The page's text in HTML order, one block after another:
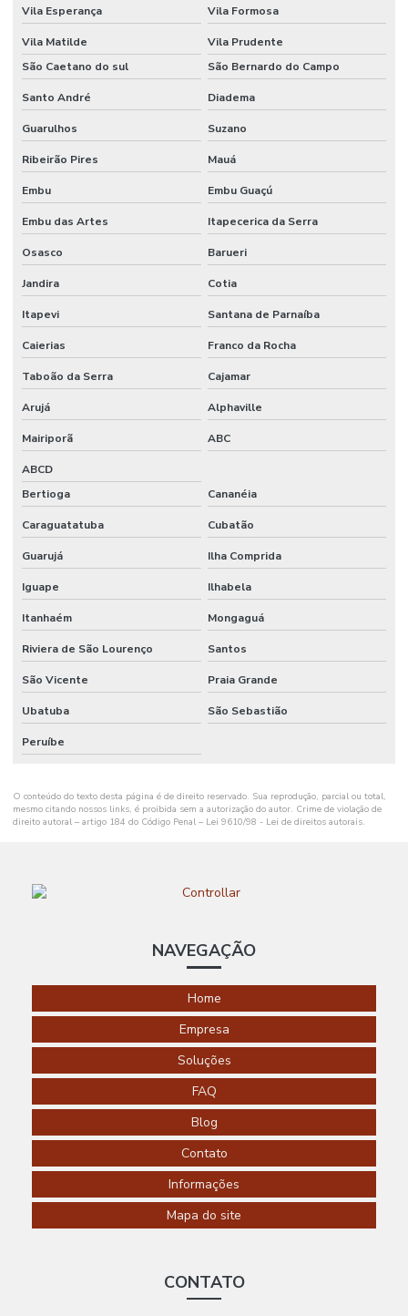
AUTOMAÇÃO
RESIDENCIAL
MARINGÁ
RESIDENCIAL
GERAIS
AUTOMAÇÃO
ORÇAMENTO
AUTOMAÇÃO
PALMAS
AUTOMAÇÃO
DE PERSIANAS
AUTOMAÇÃO
RESIDENCIAL
PORTO
AUTOMAÇÃO
RESIDENCIAL
AUTOMAÇÃO
RESIDENCIAL
REMOTA
AUTOMAÇÃO
RESIDENCIAL
EM RIBEIRÃO
PRETO
AUTOMAÇÃO
RESIDENCIAL
RIO GRANDE
DO SUL
AUTOMAÇÃO
RESIDENCIAL
SALVADOR
RESIDENCIAL
SANTA
CATARINA
RESIDENCIAL
RESIDENCIAL
AUTOMAÇÃO
EM SP
Vila Esperança Vila Formosa
Vila Matilde
Vila Prudente
São Caetano do sul
São Bernardo do Campo
Santo André Diadema
Guarulhos Suzano
Ribeirão Pires Mauá
Embu Embu Guaçú
Embu das Artes Itapecerica da Serra
Osasco Barueri
Jandira Cotia
Itapevi Santana de Parnaíba
Caierias Franco da Rocha
Taboão da Serra Cajamar
Arujá Alphaville
Mairiporã ABC
ABCD
Bertioga
Cananéia
Caraguatatuba Cubatão
Guarujá Ilha Comprida
Iguape Ilhabela
Itanhaém Mongaguá
Riviera de São Lourenço Santos
São Vicente Praia Grande
Ubatuba São Sebastião
Peruíbe
O conteúdo do texto desta página é de direito reservado. Sua reprodução, parcial ou total,
mesmo citando nossos links, é proibida sem a autorização do autor. Crime de violação de
direito autoral – artigo 184 do Código Penal – Lei 9610/98 - Lei de direitos autorais.
NAVEGAÇÃO
Home
Empresa
Soluções
FAQ
Blog
Contato
Informações
Mapa do site
CONTATO